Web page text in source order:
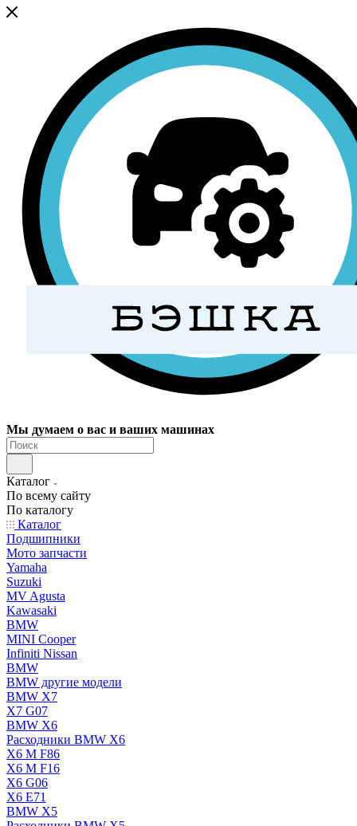
Мы думаем о вас и ваших машинах
Каталог
По всему сайту
По каталогу
Каталог
Подшипники
Мото запчасти
Yamaha
Suzuki
MV Agusta
Kawasaki
BMW
MINI Cooper
Infiniti Nissan
BMW
BMW другие модели
BMW X7
X7 G07
BMW X6
Расходники BMW X6
X6 M F86
X6 M F16
X6 G06
X6 E71
BMW X5